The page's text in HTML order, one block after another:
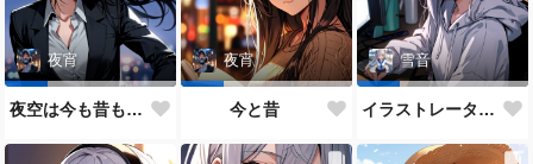
夜宵
夜空は今も昔も変わらないね♥
夜宵
今と昔
雪音
イラストレーター雪音ちゃん🎵